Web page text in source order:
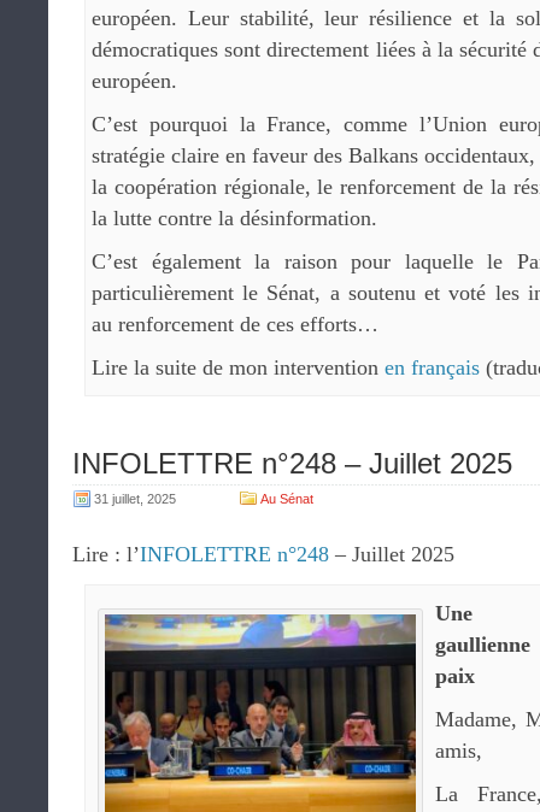
européen. Leur stabilité, leur résilience et la
démocratiques sont directement liées à la sécurité
européen.
C’est pourquoi la France, comme l’Union
stratégie claire en faveur des Balkans
la coopération régionale, le renforcement de la
la lutte contre la désinformation.
C’est également la raison pour laquelle le
particulièrement le Sénat, a soutenu et voté les
au renforcement de ces efforts…
Lire la suite de mon intervention en français
INFOLETTRE n°248 – Juillet 2025
31 juillet, 2025 Au Sénat
Lire : l’INFOLETTRE n°248 – Juillet 2025
Une
paix
Madame,
amis,
La